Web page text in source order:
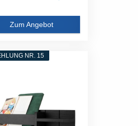
Zum Angebot
NR. 15